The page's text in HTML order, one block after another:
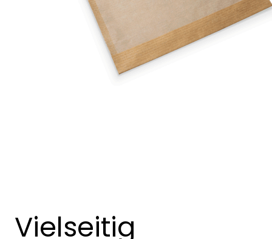
Vielseitig